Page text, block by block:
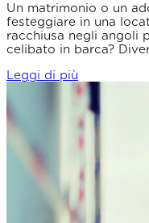
Un matrimonio o un
festeggiare in una
racchiusa negli angoli
celibato in barca?
Leggi di più